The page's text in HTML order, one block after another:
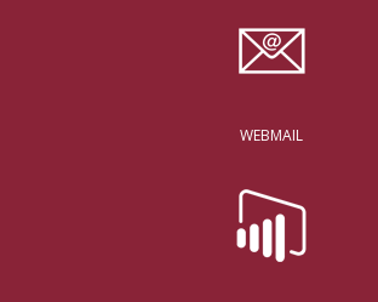
WEBMAIL